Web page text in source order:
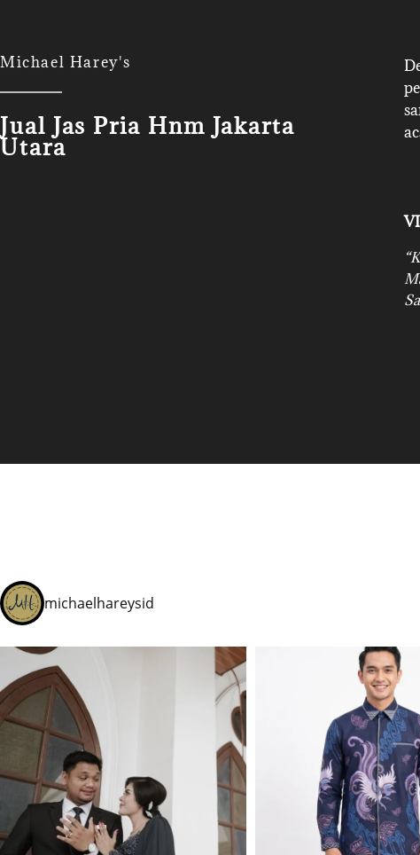
Michael Harey's
Jual Jas Pria Hnm Jakarta
Utara
michaelhareysid